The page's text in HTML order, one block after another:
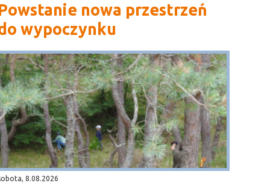
nowa przestrzeń
wypoczynku
8.08.2026